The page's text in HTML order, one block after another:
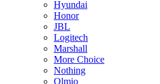
Hyundai
Honor
JBL
Logitech
Marshall
More Choice
Nothing
Olmio